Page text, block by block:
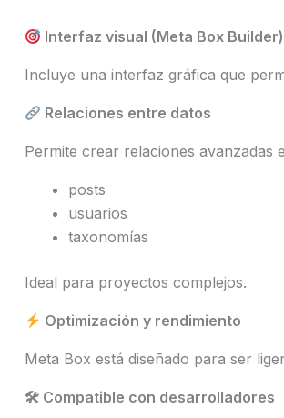
Interfaz visual (Meta Box Builder)
Incluye una interfaz gráfica que
Relaciones entre datos
Permite crear relaciones avanzadas
posts
usuarios
taxonomías
Ideal para proyectos complejos.
Optimización y rendimiento
Meta Box está diseñado para ser
🛠 Compatible con desarrolladores